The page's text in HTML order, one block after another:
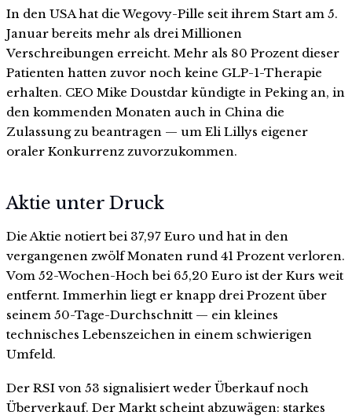
In den USA hat die Wegovy-Pille seit ihrem Start am 5.
Januar bereits mehr als drei Millionen
Verschreibungen erreicht. Mehr als 80 Prozent dieser
Patienten hatten zuvor noch keine GLP-1-Therapie
erhalten. CEO Mike Doustdar kündigte in Peking an, in
den kommenden Monaten auch in China die
Zulassung zu beantragen — um Eli Lillys eigener
oraler Konkurrenz zuvorzukommen.
Aktie unter Druck
Die Aktie notiert bei 37,97 Euro und hat in den
vergangenen zwölf Monaten rund 41 Prozent verloren.
Vom 52-Wochen-Hoch bei 65,20 Euro ist der Kurs weit
entfernt. Immerhin liegt er knapp drei Prozent über
seinem 50-Tage-Durchschnitt — ein kleines
technisches Lebenszeichen in einem schwierigen
Umfeld.
Der RSI von 53 signalisiert weder Überkauf noch
Überverkauf. Der Markt scheint abzuwägen: starkes